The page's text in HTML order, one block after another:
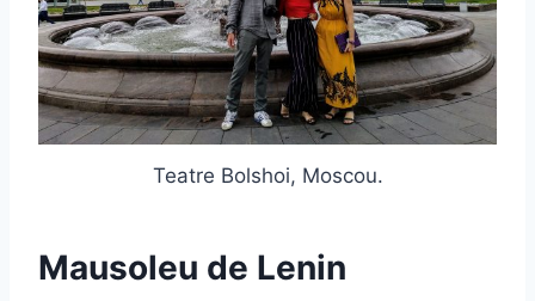
Teatre Bolshoi, Moscou.
Mausoleu de Lenin